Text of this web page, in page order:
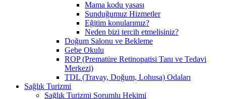
Mama kodu yasası
Sunduğumuz Hizmetler
Eğitim konularımız?
Neden bizi tercih etmelisiniz?
Doğum Salonu ve Bekleme
Gebe Okulu
ROP (Prematüre Retinopatisi Tanı ve Tedavi
Merkezi)
TDL (Travay, Doğum, Lohusa) Odaları
Sağlık Turizmi
Sağlık Turizmi Sorumlu Hekimi